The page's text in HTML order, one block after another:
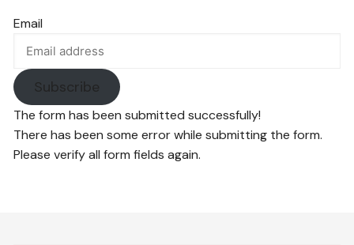
Email
Subscribe
The form has been submitted successfully!
There has been some error while submitting the form.
Please verify all form fields again.